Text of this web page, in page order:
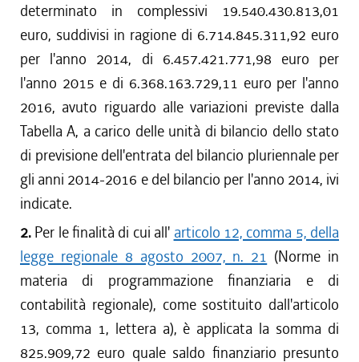
determinato in complessivi 19.540.430.813,01
euro, suddivisi in ragione di 6.714.845.311,92 euro
per l'anno 2014, di 6.457.421.771,98 euro per
l'anno 2015 e di 6.368.163.729,11 euro per l'anno
2016, avuto riguardo alle variazioni previste dalla
Tabella A, a carico delle unità di bilancio dello stato
di previsione dell'entrata del bilancio pluriennale per
gli anni 2014-2016 e del bilancio per l'anno 2014, ivi
indicate.
2. Per le finalità di cui all' articolo 12, comma 5, della
legge regionale 8 agosto 2007, n. 21 (Norme in
materia di programmazione finanziaria e di
contabilità regionale), come sostituito dall'articolo
13, comma 1, lettera a), è applicata la somma di
825.909,72 euro quale saldo finanziario presunto